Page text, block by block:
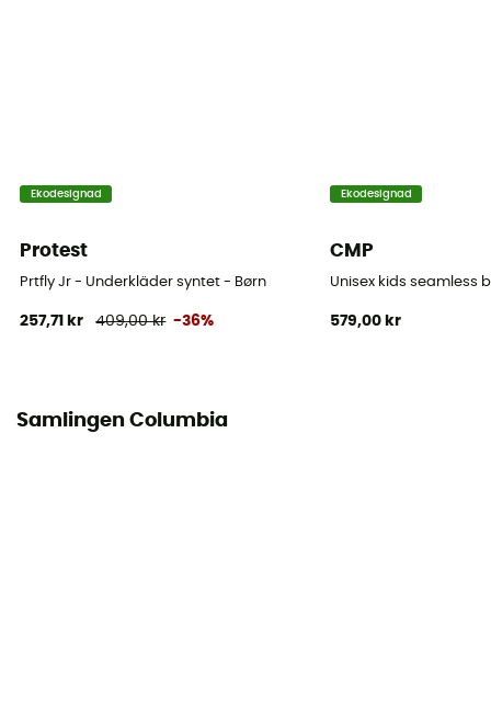
Ekodesignad
Protest
Prtfly Jr - Underkläder syntet - Børn
257,71 kr 409,00 kr -36%
Ekodesignad
CMP
Unisex kids seamless
579,00 kr
Samlingen Columbia